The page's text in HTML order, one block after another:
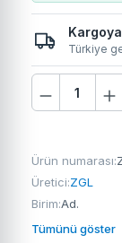
Türkiye
Ürün
Ürün numarası:
Üretici:ZGL
Birim:Ad.
Tümünü göster